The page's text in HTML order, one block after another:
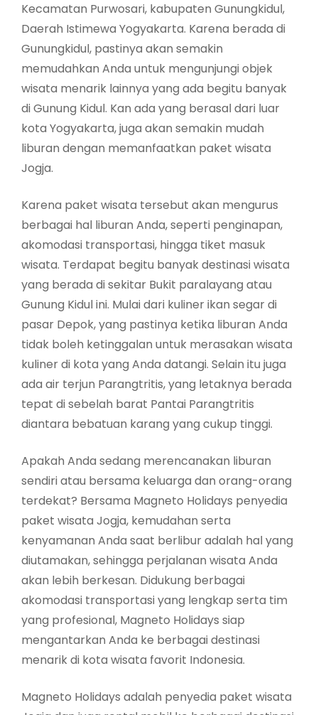
Kecamatan Purwosari, kabupaten Gunungkidul,
Daerah Istimewa Yogyakarta. Karena berada di
Gunungkidul, pastinya akan semakin
memudahkan Anda untuk mengunjungi objek
wisata menarik lainnya yang ada begitu banyak
di Gunung Kidul. Kan ada yang berasal dari luar
kota Yogyakarta, juga akan semakin mudah
liburan dengan memanfaatkan paket wisata
Jogja.
Karena paket wisata tersebut akan mengurus
berbagai hal liburan Anda, seperti penginapan,
akomodasi transportasi, hingga tiket masuk
wisata. Terdapat begitu banyak destinasi wisata
yang berada di sekitar Bukit paralayang atau
Gunung Kidul ini. Mulai dari kuliner ikan segar di
pasar Depok, yang pastinya ketika liburan Anda
tidak boleh ketinggalan untuk merasakan wisata
kuliner di kota yang Anda datangi. Selain itu juga
ada air terjun Parangtritis, yang letaknya berada
tepat di sebelah barat Pantai Parangtritis
diantara bebatuan karang yang cukup tinggi.
Apakah Anda sedang merencanakan liburan
sendiri atau bersama keluarga dan orang-orang
terdekat? Bersama Magneto Holidays penyedia
paket wisata Jogja, kemudahan serta
kenyamanan Anda saat berlibur adalah hal yang
diutamakan, sehingga perjalanan wisata Anda
akan lebih berkesan. Didukung berbagai
akomodasi transportasi yang lengkap serta tim
yang profesional, Magneto Holidays siap
mengantarkan Anda ke berbagai destinasi
menarik di kota wisata favorit Indonesia.
Magneto Holidays adalah penyedia paket wisata